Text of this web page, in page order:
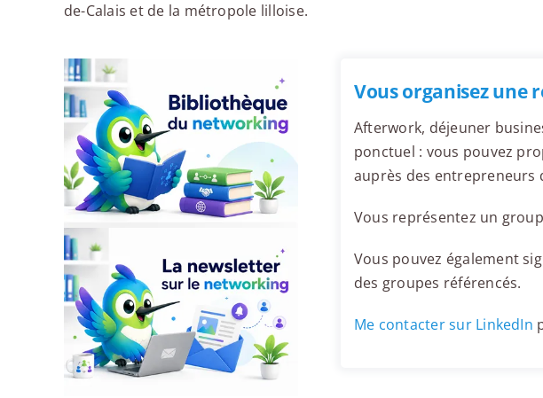
de-Calais et de la métropole lilloise.
Vous organisez une
Afterwork, déjeuner
ponctuel : vous pouvez
auprès des entrepreneurs
Vous représentez un
Vous pouvez également
des groupes référencés.
Me contacter sur LinkedIn